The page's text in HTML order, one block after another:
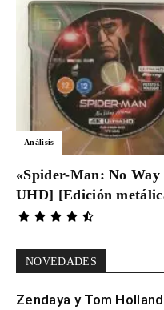
Análisis
«Spider-Man: No
UHD] [Edición
NOVEDADES
Zendaya y Tom